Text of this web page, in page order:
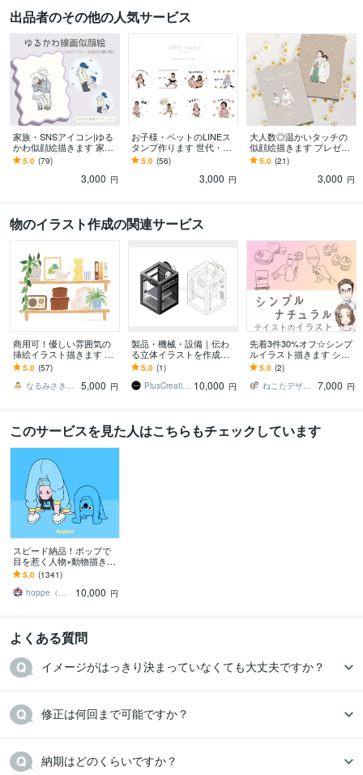
出品者のその他の人気サービス
家族・SNSアイコン|ゆる
かわ似顔絵描きます 家族
の記念日やSNSアイコン
に◎プレゼントにも人気
5.0 (79)
3,000 円
お子様・ペットのLINEス
タンプ作ります 世代・性
別問わず、シンプルが好
きなあなたに！
5.0 (56)
3,000 円
大人数◎温かいタッチの
似顔絵描きます プレゼン
トにも喜ばれる線画イラ
ストの似顔絵です♡
5.0 (21)
3,000 円
物のイラスト作成の関連サービス
商用可！優しい雰囲気の
挿絵イラスト描きます ア
ナログ感がほっこりかわ
いい絵本のような風合い
5.0 (57)
なるみさき｜イラストレーター
5,000 円
製品・機械・設備｜伝わ
る立体イラストを作成し
ます カタログ／展示会／
Webサイト／営業資料／
会社紹介／販促など
5.0 (1)
PlusCreation 10,000 円
先着3件30%オフ☆シンプ
ルイラスト描きます シン
プル・ナチュラルテイス
トのイラストを制作しま
す。
5.0 (2)
ねこたデザイン
7,000 円
このサービスを見た人はこちらもチェックしています
スピード納品！ポップで
目を惹く人物×動物描きま
す 挿絵・動画・グッズな
ど鮮やかな配色で個性を
出したい方へ
5.0 (1341)
hoppe（ほっぺ）
10,000 円
よくある質問
イメージがはっきり決まっていなくても大丈夫ですか？
修正は何回まで可能ですか？
納期はどのくらいですか？